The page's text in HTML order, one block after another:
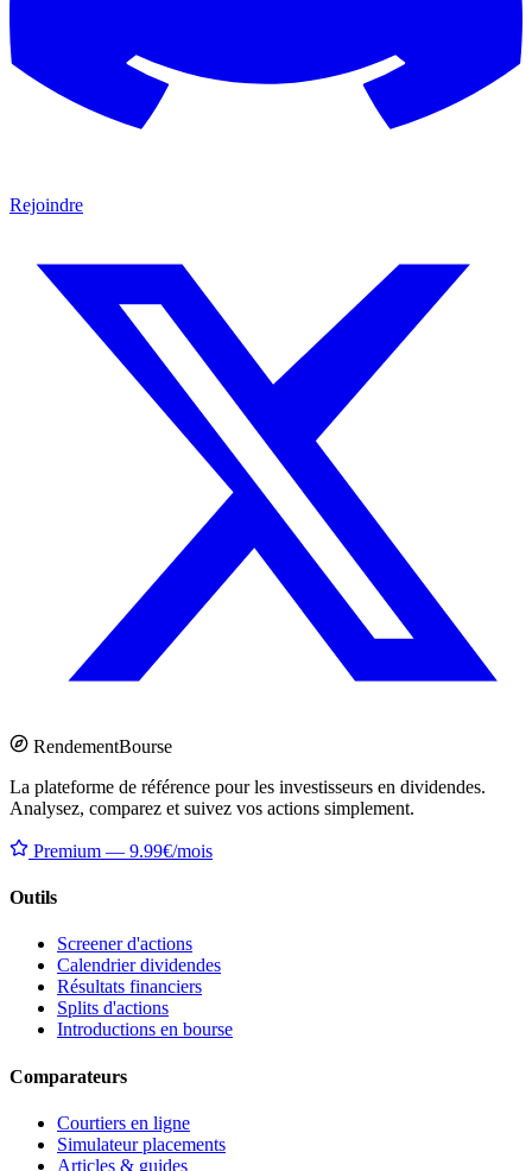
Rejoindre
RendementBourse
La plateforme de référence pour les investisseurs en dividendes.
Analysez, comparez et suivez vos actions simplement.
Premium — 9.99€/mois
Outils
Screener d'actions
Calendrier dividendes
Résultats financiers
Splits d'actions
Introductions en bourse
Comparateurs
Courtiers en ligne
Simulateur placements
Articles & guides